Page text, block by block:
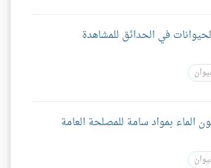
في الحدائق للمشاهدة
بمواد سامة للمصلحة العامة